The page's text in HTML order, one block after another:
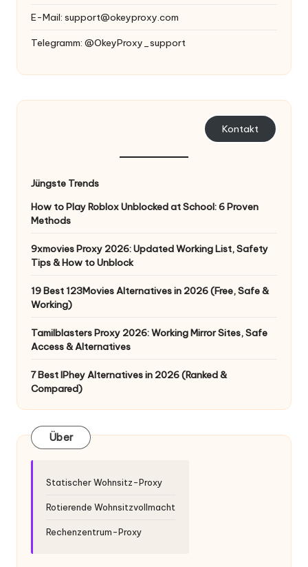
rf
K
o
st
si
o
n
E-Mail: support@okeyproxy.com
Telegramm: @OkeyProxy_support
Kontakt
Jüngste Trends
How to Play Roblox Unblocked at School: 6 Proven
Methods
9xmovies Proxy 2026: Updated Working List, Safety
Tips & How to Unblock
19 Best 123Movies Alternatives in 2026 (Free, Safe &
Working)
Tamilblasters Proxy 2026: Working Mirror Sites, Safe
Access & Alternatives
7 Best IPhey Alternatives in 2026 (Ranked &
Compared)
Über
Statischer Wohnsitz-Proxy
Rotierende Wohnsitzvollmacht
Rechenzentrum-Proxy